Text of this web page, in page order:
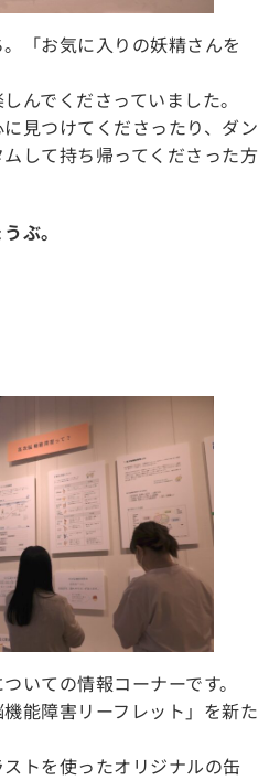
「お気に入りの妖精さんを
んでくださっていました。
見つけてくださったり、ダン
して持ち帰ってくださった方
ぶ。
いての情報コーナーです。
能障害リーフレット」を新た
トを使ったオリジナルの缶